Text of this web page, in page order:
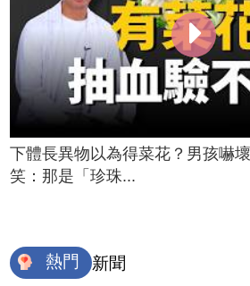
下體長異物以為得菜花？男孩嚇
笑：那是「珍珠...
熱門 新聞